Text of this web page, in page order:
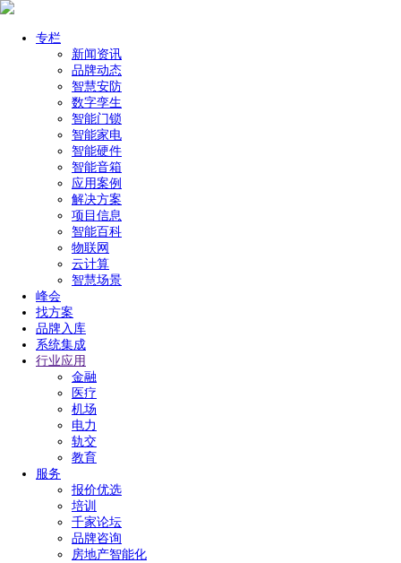
专栏
新闻资讯
品牌动态
智慧安防
数字孪生
智能门锁
智能家电
智能硬件
智能音箱
应用案例
解决方案
项目信息
智能百科
物联网
云计算
智慧场景
峰会
找方案
品牌入库
系统集成
行业应用
金融
医疗
机场
电力
轨交
教育
服务
报价优选
培训
千家论坛
品牌咨询
房地产智能化